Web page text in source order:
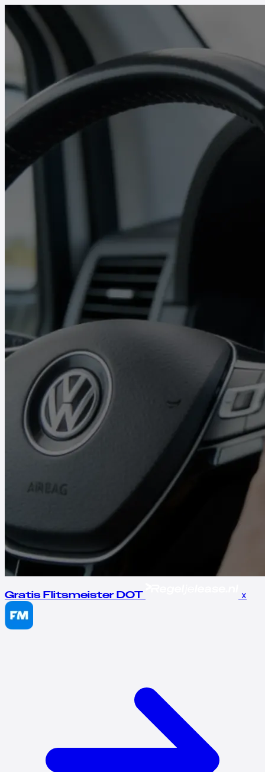
Gratis Flitsmeister DOT x